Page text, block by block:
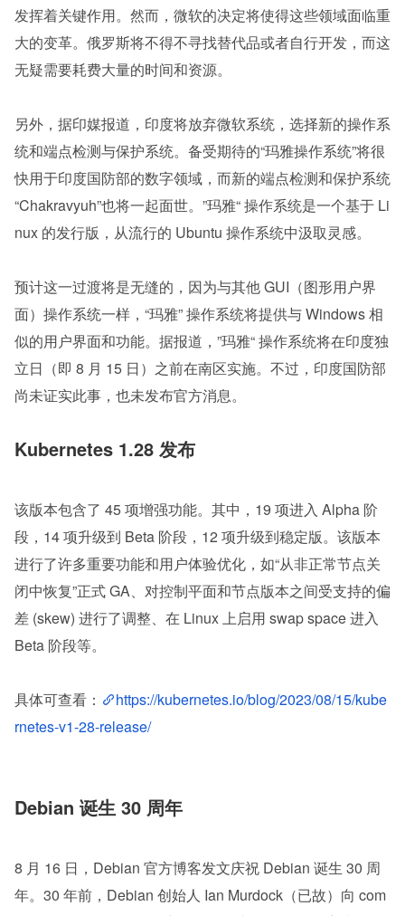
发挥着关键作用。然而，微软的决定将使得这些领域面临重
大的变革。俄罗斯将不得不寻找替代品或者自行开发，而这
无疑需要耗费大量的时间和资源。
另外，据印媒报道，印度将放弃微软系统，选择新的操作系
统和端点检测与保护系统。备受期待的“玛雅操作系统”将很
快用于印度国防部的数字领域，而新的端点检测和保护系统
“Chakravyuh”也将一起面世。”玛雅“ 操作系统是一个基于 Li
nux 的发行版，从流行的 Ubuntu 操作系统中汲取灵感。
预计这一过渡将是无缝的，因为与其他 GUI（图形用户界
面）操作系统一样，“玛雅” 操作系统将提供与 Windows 相
似的用户界面和功能。据报道，”玛雅“ 操作系统将在印度独
立日（即 8 月 15 日）之前在南区实施。不过，印度国防部
尚未证实此事，也未发布官方消息。
Kubernetes 1.28 发布
该版本包含了 45 项增强功能。其中，19 项进入 Alpha 阶
段，14 项升级到 Beta 阶段，12 项升级到稳定版。该版本
进行了许多重要功能和用户体验优化，如“从非正常节点关
闭中恢复”正式 GA、对控制平面和节点版本之间受支持的偏
差 (skew) 进行了调整、在 Linux 上启用 swap space 进入
Beta 阶段等。
具体可查看：
https://kubernetes.io/blog/2023/08/15/kube
rnetes-v1-28-release/
Debian 诞生 30 周年
8 月 16 日，Debian 官方博客发文庆祝 Debian 诞生 30 周
年。30 年前，Debian 创始人 Ian Murdock（已故）向 com